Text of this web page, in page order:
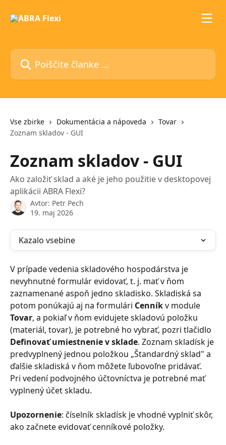
Poiščite članke ...
Vse zbirke Dokumentácia a nápoveda
Tovar
Zoznam skladov - GUI
Zoznam skladov - GUI
Ako založiť sklad a aké je jeho použitie v desktopovej
aplikácii ABRA Flexi?
Avtor: Petr Pech
19. maj 2026
Kazalo vsebine
V prípade vedenia skladového hospodárstva je
nevyhnutné formulár evidovať, t. j. mať v ňom
zaznamenané aspoň jedno skladisko. Skladiská sa
potom ponúkajú aj na formulári Cenník v module
Tovar, a pokiaľ v ňom evidujete skladovú položku
(materiál, tovar), je potrebné ho vybrať, pozri tlačidlo
Definovať umiestnenie v sklade. Zoznam skladísk je
predvyplnený jednou položkou „Štandardný sklad" a
ďalšie skladiská v ňom môžete ľubovoľne pridávať.
Pri vedení podvojného účtovníctva je potrebné mať
vyplnený účet skladu.
Upozornenie: číselník skladísk je vhodné vyplniť skôr,
ako začnete evidovať cenníkové položky.